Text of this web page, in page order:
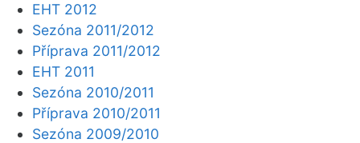
EHT 2012
Sezóna 2011/2012
Příprava 2011/2012
EHT 2011
Sezóna 2010/2011
Příprava 2010/2011
Sezóna 2009/2010